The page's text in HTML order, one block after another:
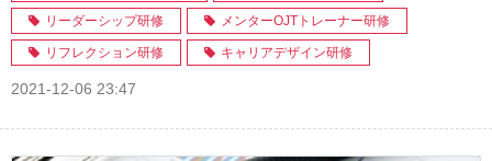
リーダーシップ研修 メンターOJTトレーナー研修
リフレクション研修 キャリアデザイン研修
2021-12-06 23:47